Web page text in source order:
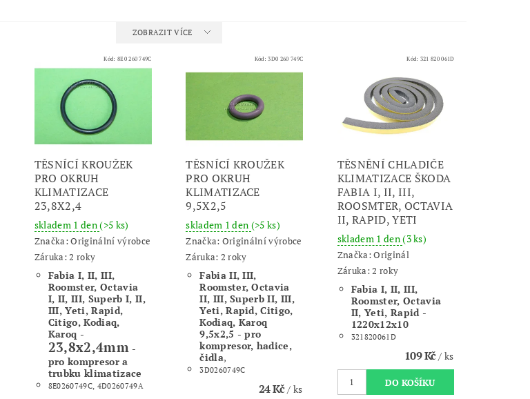
ZOBRAZIT VÍCE
Kód: 8E0 260 749C
TĚSNÍCÍ KROUŽEK
PRO OKRUH
KLIMATIZACE
23,8X2,4
skladem 1 den(>5 ks)
Značka:Originální výrobce
Záruka: 2 roky
Fabia I, II, III,
Roomster, Octavia
I, II, III, Superb I, II,
III, Yeti, Rapid,
Citigo, Kodiaq,
Karoq -
23,8x2,4mm -
pro kompresor a
trubku klimatizace
8E0260749C, 4D0260749A
Kód:3D0 260 749C
TĚSNÍCÍ KROUŽEK
PRO OKRUH
KLIMATIZACE
9,5X2,5
skladem 1 den (>5 ks)
Značka: Originální výrobce
Záruka: 2 roky
Fabia II, III,
Roomster, Octavia
II, III, Superb II, III,
Yeti, Rapid, Citigo,
Kodiaq, Karoq
9,5x2,5 - pro
kompresor, hadice,
čidla,
3D0260749C
24 Kč/ ks
Kód: 321 820 061D
TĚSNĚNÍ CHLADIČE
KLIMATIZACE ŠKODA
FABIA I, II, III,
ROOSMTER, OCTAVIA
II, RAPID, YETI
skladem 1 den(3 ks)
Značka:Originál
Záruka: 2 roky
Fabia I, II, III,
Roomster, Octavia
II, Yeti, Rapid -
1220x12x10
321820061D
109 Kč/ ks